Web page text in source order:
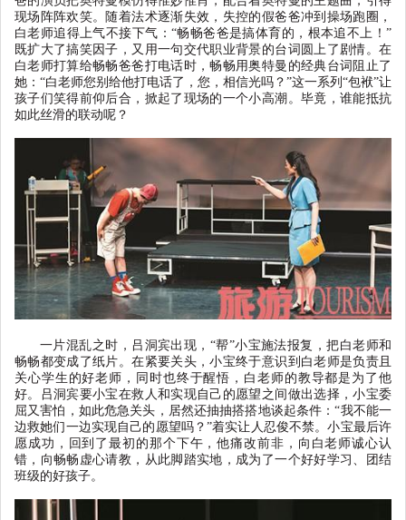
现场阵阵欢笑。随着法术逐渐失效，失控的假爸爸冲到操场跑圈，
白老师追得上气不接下气： “畅畅爸爸是搞体育的，根本追不上！”
既扩大了搞笑因子，又用一句交代职业背景的台词圆上了剧情。在
白老师打算给畅畅爸爸打电话时，畅畅用奥特曼的经典台词阻止了
她： “白老师您别给他打电话了，您，相信光吗？ ”这一系列 “包袱”让
孩子们笑得前仰后合，掀起了现场的一个小高潮。毕竟，谁能抵抗
如此丝滑的联动呢？
一片混乱之时，吕洞宾出现， “帮”小宝施法报复，把白老师和
畅畅都变成了纸片。在紧要关头，小宝终于意识到白老师是负责且
关心学生的好老师，同时也终于醒悟，白老师的教导都是为了他
好。吕洞宾要小宝在救人和实现自己的愿望之间做出选择，小宝委
屈又害怕，如此危急关头，居然还抽抽搭搭地谈起条件：“我不能一
边救她们一边实现自己的愿望吗？”着实让人忍俊不禁。小宝最后许
愿成功，回到了最初的那个下午，他痛改前非，向白老师诚心认
错，向畅畅虚心请教，从此脚踏实地，成为了一个好好学习、团结
班级的好孩子。